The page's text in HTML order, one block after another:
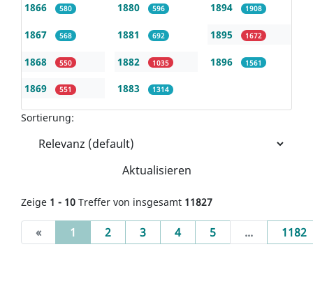
1866 580
1867 568
1868 550
1869 551
1880 596
1881 692
1882 1035
1883 1314
1894 1908
1895 1672
1896 1561
Sortierung:
Aktualisieren
Zeige 1 - 10 Treffer von insgesamt 11827
« 1 (current)
2 3 4 5 ... 1182